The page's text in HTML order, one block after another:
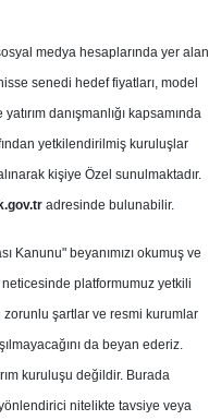
En Yüksek Tahmin
Ortalama Fiyat
Tahmini
Potansiyeli
9 1
medya hesaplarında yer alan
senedi hedef fiyatları, model
danışmanlığı kapsamında
yetkilendirilmiş kuruluşlar
kişiye Özel sunulmaktadır.
adresinde bulunabilir.
Kanunu" beyanımızı okumuş ve
platformumuz yetkili
zorunlu şartlar ve resmi kurumlar
da beyan ederiz.
kuruluşu değildir. Burada
nitelikte tavsiye veya